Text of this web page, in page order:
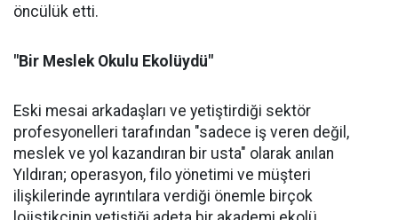
öncülük etti.
"Bir Meslek Okulu Ekolüydü"
Eski mesai arkadaşları ve yetiştirdiği sektör
profesyonelleri tarafından "sadece iş veren değil,
meslek ve yol kazandıran bir usta" olarak anılan
Yıldıran; operasyon, filo yönetimi ve müşteri
ilişkilerinde ayrıntılara verdiği önemle birçok